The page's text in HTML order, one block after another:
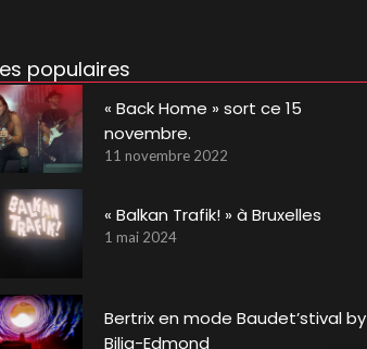
populaires
« Back Home » sort ce 15
novembre.
11 novembre 2022
« Balkan Trafik! » à Bruxelles
1 mai 2024
Bertrix en mode Baudet’stival by
Bilia-Edmond